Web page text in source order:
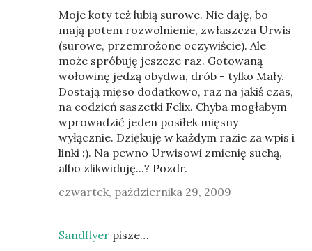
Moje koty też lubią surowe. Nie daję, bo
mają potem rozwolnienie, zwłaszcza Urwis
(surowe, przemrożone oczywiście). Ale
może spróbuję jeszcze raz. Gotowaną
wołowinę jedzą obydwa, drób - tylko Mały.
Dostają mięso dodatkowo, raz na jakiś czas,
na codzień saszetki Felix. Chyba mogłabym
wprowadzić jeden posiłek mięsny
wyłącznie. Dziękuję w każdym razie za wpis i
linki :). Na pewno Urwisowi zmienię suchą,
albo zlikwiduję...? Pozdr.
czwartek, października 29, 2009
Sandflyer pisze…